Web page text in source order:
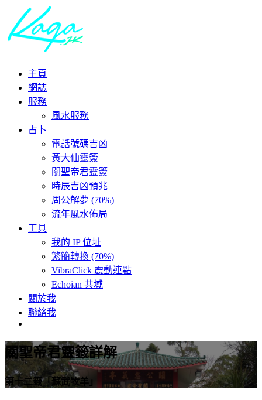
主頁
網誌
服務
風水服務
占卜
電話號碼吉凶
黃大仙靈簽
關聖帝君靈簽
時辰吉凶預兆
周公解夢 (70%)
流年風水佈局
工具
我的 IP 位址
繁簡轉換 (70%)
VibraClick 震動連點
Echoian 共域
關於我
聯絡我
關聖帝君靈籤詳解
第十二籤「蘇武牧羊」